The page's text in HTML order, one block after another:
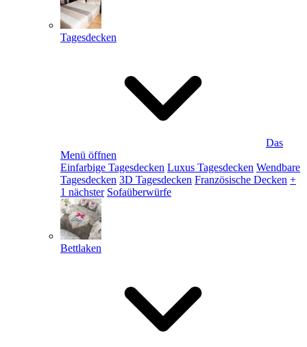
Tagesdecken
Das
Menü öffnen
Einfarbige Tagesdecken Luxus Tagesdecken Wendbare
Tagesdecken 3D Tagesdecken Französische Decken +
1 nächster Sofaüberwürfe
Bettlaken